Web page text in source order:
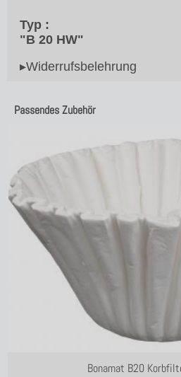
Typ :
"B 20 HW"
▸Widerrufsbelehrung
Passendes Zubehör
Bonamat B20